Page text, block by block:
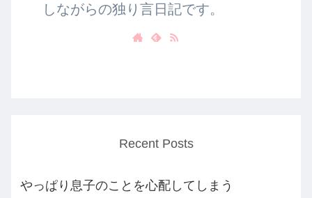
しながらの独り言日記です。
Recent Posts
やっぱり息子のことを心配してしまう